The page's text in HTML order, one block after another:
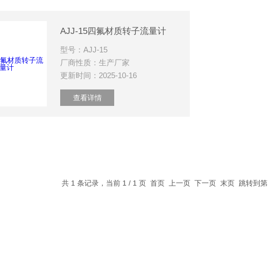
AJJ-15四氟材质转子流量计
型号：AJJ-15
厂商性质：生产厂家
更新时间：2025-10-16
查看详情
共 1 条记录，当前 1 / 1 页 首页 上一页 下一页 末页 跳转到第